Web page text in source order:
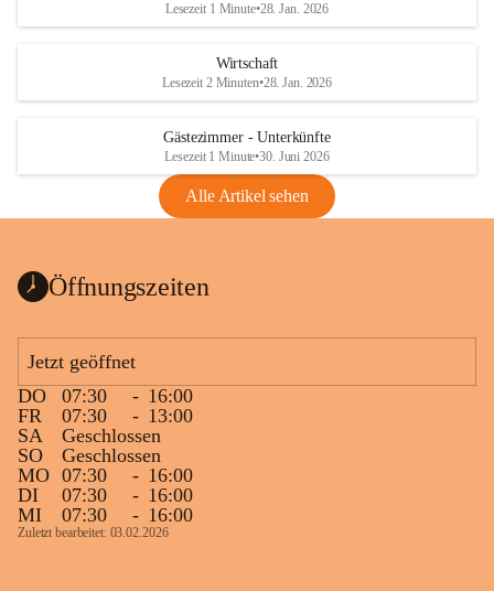
Lesezeit 1 Minute•28. Jan. 2026
Wirtschaft
Lesezeit 2 Minuten•28. Jan. 2026
Gästezimmer - Unterkünfte
Lesezeit 1 Minute•30. Juni 2026
Alle Artikel sehen
Öffnungszeiten
Jetzt geöffnet
DO
07:30 - 16:00
FR
07:30 - 13:00
SA
Geschlossen
SO
Geschlossen
MO 07:30 - 16:00
DI
07:30 - 16:00
MI
07:30 - 16:00
Zuletzt bearbeitet: 03.02.2026